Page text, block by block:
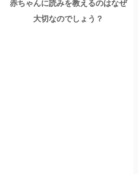
赤ちゃんに読みを教えるのはなぜ
大切なのでしょう？